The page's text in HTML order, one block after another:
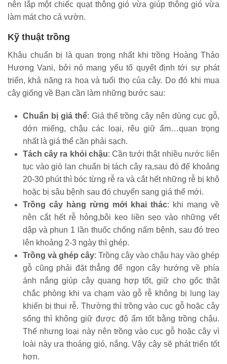
nên lắp một chiếc quạt thông gió vừa giúp thông gió vừa
làm mát cho cả vườn.
Kỹ thuật trồng
Khâu chuẩn bị là quan trọng nhất khi trồng Hoàng Thảo
Hương Vani, bởi nó mang yếu tố quyết định tới sự phát
triển, khả năng ra hoa và tuổi thọ của cây. Do đó khi mua
cây giống về Bạn cần làm những bước sau:
Chuẩn bị giá thể: Giá thể trồng cây nên dùng cục gỗ,
dớn miếng, chậu các loại, rêu giữ ẩm…quan trọng
nhất là giá thể cần phải sạch.
Tách cây ra khỏi chậu: Cần tưới thật nhiều nước liên
tục vào giò lan chuẩn bị tách cây ra,sau đó để khoảng
20-30 phút thì bóc từng rễ ra và cắt hết những rễ bị khô
hoặc bị sâu bệnh sau đó chuyển sang giá thể mới.
Trồng cây hàng rừng mới khai thác: khi mang về
nên cắt hết rễ hỏng,bôi keo liền sẹo vào những vết
dập và phun 1 lần thuốc chống nấm bệnh, sau đó treo
lên khoảng 2-3 ngày thì ghép.
Trồng và ghép cây: Trồng cây vào chậu hay vào ghép
gỗ cũng phải đặt thẳng để ngọn cây hướng về phía
ánh nắng giúp cây quang hợp tốt, giữ cho gốc thật
chắc phòng khi va chạm vào gỗ rễ không bị lung lay
khiến bị thui rễ. Thường thì trồng vào cục gỗ hoặc cây
sống thì không giữ được độ ẩm tốt bằng trồng chậu.
Thế nhưng loại này nên trồng vào cục gỗ hoặc cây vì
loài này ưa thoáng gió, nắng. Vậy cây sẽ phát triển tốt
hơn.